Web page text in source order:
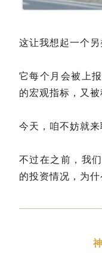
这让我想起一个另
它每个月会被上
的宏观指标，又被
今天，咱不妨就来
不过在之前，我
的投资情况，为